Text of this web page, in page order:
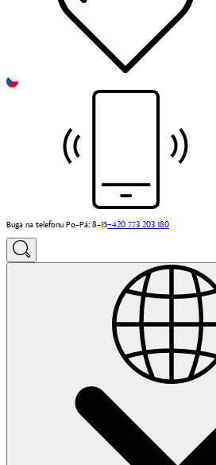
Buga na telefonu Po–Pá: 8–15+420 773 203 180